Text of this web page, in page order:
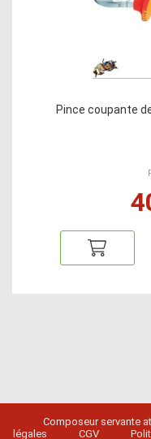
Pince coupante
Composeur servante
légales
CGV